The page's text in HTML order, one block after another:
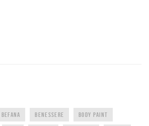
BEFANA BENESSERE BODY PAINT